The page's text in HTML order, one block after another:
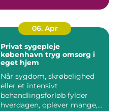
06. Apr
Privat sygepleje
københavn tryg omsorg i
eget hjem
Når sygdom, skrøbelighed
eller et intensivt
behandlingsforløb fylder
hverdagen, oplever mange,